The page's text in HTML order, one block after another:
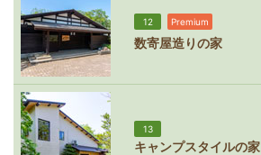
12 Premium
数寄屋造りの家
13
キャンプスタイルの家